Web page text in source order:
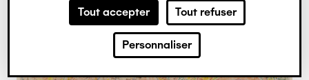
Tout accepter Tout refuser
Personnaliser